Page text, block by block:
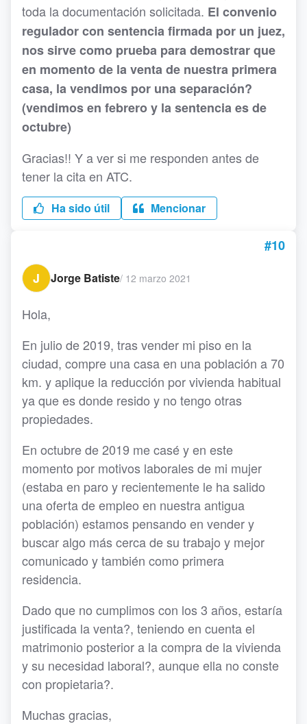
toda la documentación solicitada. El convenio
regulador con sentencia firmada por un juez,
nos sirve como prueba para demostrar que
en momento de la venta de nuestra primera
casa, la vendimos por una separación?
(vendimos en febrero y la sentencia es de
octubre)
Gracias!! Y a ver si me responden antes de
tener la cita en ATC.
Ha sido útil Mencionar
#10
J
Jorge Batiste/ 12 marzo 2021
Hola,
En julio de 2019, tras vender mi piso en la
ciudad, compre una casa en una población a 70
km. y aplique la reducción por vivienda habitual
ya que es donde resido y no tengo otras
propiedades.
En octubre de 2019 me casé y en este
momento por motivos laborales de mi mujer
(estaba en paro y recientemente le ha salido
una oferta de empleo en nuestra antigua
población) estamos pensando en vender y
buscar algo más cerca de su trabajo y mejor
comunicado y también como primera
residencia.
Dado que no cumplimos con los 3 años, estaría
justificada la venta?, teniendo en cuenta el
matrimonio posterior a la compra de la vivienda
y su necesidad laboral?, aunque ella no conste
con propietaria?.
Muchas gracias,